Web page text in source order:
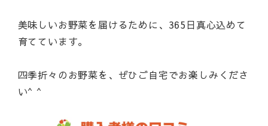
美味しいお野菜を届けるために、365日真心込めて
育てています。
四季折々のお野菜を、ぜひご自宅でお楽しみくださ
い^ ^